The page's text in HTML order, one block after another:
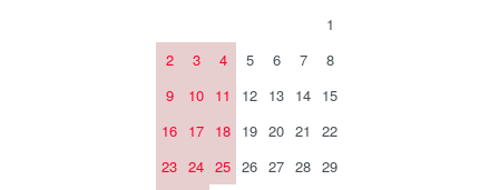
1
2
3 4 5 6 7
8
9
10 11 12 13 14 15
16 17 18 19 20 21
22
23 24 25 26 27 28 29